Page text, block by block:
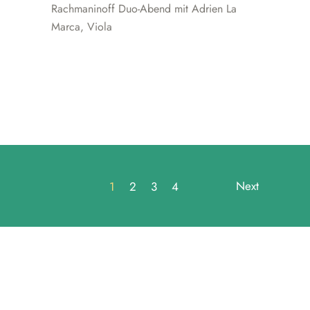
Rachmaninoff Duo-Abend mit Adrien La
Marca, Viola
1 2 3 4 Next